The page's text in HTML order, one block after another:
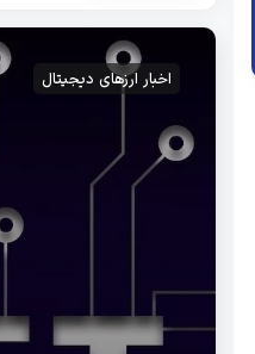
اخبار ارزهای دیجیتال